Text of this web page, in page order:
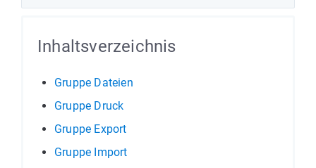
Inhaltsverzeichnis
Gruppe Dateien
Gruppe Druck
Gruppe Export
Gruppe Import